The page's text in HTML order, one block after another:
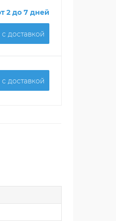
2 до 7 дней
доставкой
доставкой